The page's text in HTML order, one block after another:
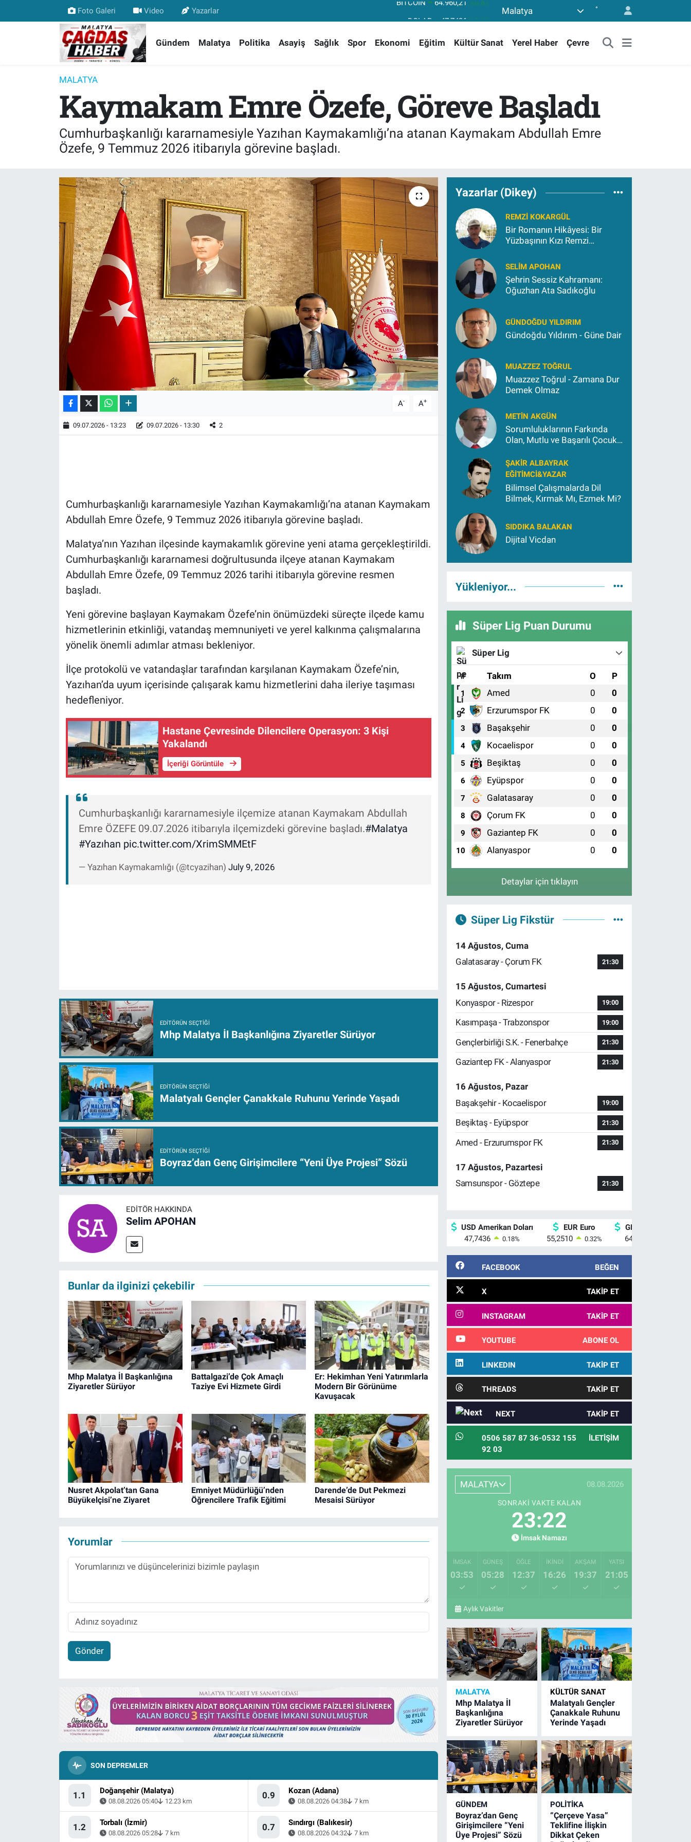
Foto Galeri Video Yazarlar
STERLİN
64,4811 %0.38
BITCOIN
64.960,21 %0.87
Malatya °
Gündem Malatya Politika Asayiş Sağlık Spor Ekonomi Eğitim Kültür Sanat Yerel Haber Çevre
MALATYA
Kaymakam Emre Özefe, Göreve Başladı
Cumhurbaşkanlığı kararnamesiyle Yazıhan Kaymakamlığı’na atanan Kaymakam Abdullah Emre
Özefe, 9 Temmuz 2026 itibarıyla görevine başladı.
A- A+
09.07.2026 - 13:23 09.07.2026 - 13:30 2
Cumhurbaşkanlığı kararnamesiyle Yazıhan Kaymakamlığı’na atanan Kaymakam
Abdullah Emre Özefe, 9 Temmuz 2026 itibarıyla görevine başladı.
Malatya’nın Yazıhan ilçesinde kaymakamlık görevine yeni atama gerçekleştirildi.
Cumhurbaşkanlığı kararnamesi doğrultusunda ilçeye atanan Kaymakam
Abdullah Emre Özefe, 09 Temmuz 2026 tarihi itibarıyla görevine resmen
başladı.
Yeni görevine başlayan Kaymakam Özefe’nin önümüzdeki süreçte ilçede kamu
hizmetlerinin etkinliği, vatandaş memnuniyeti ve yerel kalkınma çalışmalarına
yönelik önemli adımlar atması bekleniyor.
İlçe protokolü ve vatandaşlar tarafından karşılanan Kaymakam Özefe’nin,
Yazıhan’da uyum içerisinde çalışarak kamu hizmetlerini daha ileriye taşıması
hedefleniyor.
Hastane Çevresinde Dilencilere Operasyon: 3 Kişi
Yakalandı
İçeriği Görüntüle
Cumhurbaşkanlığı kararnamesiyle ilçemize atanan Kaymakam Abdullah
Emre ÖZEFE 09.07.2026 itibarıyla ilçemizdeki görevine başladı.#Malatya
#Yazıhan pic.twitter.com/XrimSMMEtF
— Yazıhan Kaymakamlığı (@tcyazihan) July 9, 2026
EDITÖRÜN SEÇTIĞI
Mhp Malatya İl Başkanlığına Ziyaretler Sürüyor
EDITÖRÜN SEÇTIĞI
Malatyalı Gençler Çanakkale Ruhunu Yerinde Yaşadı
EDITÖRÜN SEÇTIĞI
Boyraz’dan Genç Girişimcilere “Yeni Üye Projesi” Sözü
EDITÖR HAKKINDA
Selim APOHAN
Bunlar da ilginizi çekebilir
Mhp Malatya İl Başkanlığına
Ziyaretler Sürüyor
Battalgazi’de Çok Amaçlı
Taziye Evi Hizmete Girdi
Er: Hekimhan Yeni Yatırımlarla
Modern Bir Görünüme
Kavuşacak
Nusret Akpolat’tan Gana
Büyükelçisi’ne Ziyaret
Emniyet Müdürlüğü’nden
Öğrencilere Trafik Eğitimi
Darende’de Dut Pekmezi
Mesaisi Sürüyor
Yorumlar
Gönder
SON DEPREMLER
1.1 Doğanşehir (Malatya)
08.08.2026 05:40 12.23 km
1.2 Torbalı (İzmir)
08.08.2026 05:28 7 km
0.9 Kozan (Adana)
08.08.2026 04:38 7 km
0.7 Sındırgı (Balıkesir)
08.08.2026 04:32 7 km
Yazarlar (Dikey)
REMZI KOKARGÜL
Bir Romanın Hikâyesi: Bir
Yüzbaşının Kızı Remzi
SELIM APOHAN
Şehrin Sessiz Kahramanı:
Oğuzhan Ata Sadıkoğlu
GÜNDOĞDU YILDIRIM
Gündoğdu Yıldırım - Güne Dair
MUAZZEZ TOĞRUL
Muazzez Toğrul - Zamana Dur
Demek Olmaz
METIN AKGÜN
Sorumluluklarının Farkında
Olan, Mutlu ve Başarılı Çocuk
ŞAKIR ALBAYRAK
EĞITIMCI&YAZAR
Bilimsel Çalışmalarda Dil
Bilmek, Kırmak Mı, Ezmek Mi?
SIDDIKA BALAKAN
Dijital Vicdan
Yükleniyor...
Süper Lig Puan Durumu
Süper Lig
# Takım O P
1 Amed 0 0
2 Erzurumspor FK 0 0
3 Başakşehir 0 0
4 Kocaelispor 0 0
5 Beşiktaş 0 0
6 Eyüpspor 0 0
7 Galatasaray 0 0
8 Çorum FK 0 0
9 Gaziantep FK 0 0
10 Alanyaspor 0 0
Detaylar için tıklayın
Süper Lig Fikstür
14 Ağustos, Cuma
Galatasaray - Çorum FK
21:30
15 Ağustos, Cumartesi
Konyaspor - Rizespor
19:00
Kasımpaşa - Trabzonspor 19:00
Gençlerbirliği S.K. - Fenerbahçe 21:30
Gaziantep FK - Alanyaspor 21:30
16 Ağustos, Pazar
Başakşehir - Kocaelispor
19:00
Beşiktaş - Eyüpspor 21:30
Amed - Erzurumspor FK 21:30
17 Ağustos, Pazartesi
Samsunspor - Göztepe
21:30
USD Amerikan Doları
47,7436
0.18%
EUR Euro
55,2510
0.32%
GBP İngiliz Sterlini
64,4811
FACEBOOK BEĞEN
X TAKIP ET
INSTAGRAM TAKIP ET
YOUTUBE ABONE OL
LINKEDIN TAKIP ET
THREADS TAKIP ET
NEXT TAKIP ET
0506 587 87 36-0532 155
92 03
İLETIŞIM
MALATYA 08.08.2026
SONRAKI VAKTE KALAN
23:21
İmsak Namazı
İMSAK
03:53
GÜNEŞ
05:28
ÖĞLE
12:37
İKINDI
16:26
AKŞAM
19:37
YATSI
21:05
Aylık Vakitler
MALATYA
Mhp Malatya İl
Başkanlığına
Ziyaretler Sürüyor
KÜLTÜR SANAT
Malatyalı Gençler
Çanakkale Ruhunu
Yerinde Yaşadı
GÜNDEM
Boyraz’dan Genç
Girişimcilere “Yeni
Üye Projesi” Sözü
POLITIKA
“Çerçeve Yasa”
Teklifine İlişkin
Dikkat Çeken
Nöbetçi Eczaneler
Hava Durumu
Trafik Durumu
Süper Lig Puan Durumu ve Fikstür
Son Dakika Haberleri
Haber Arşivi